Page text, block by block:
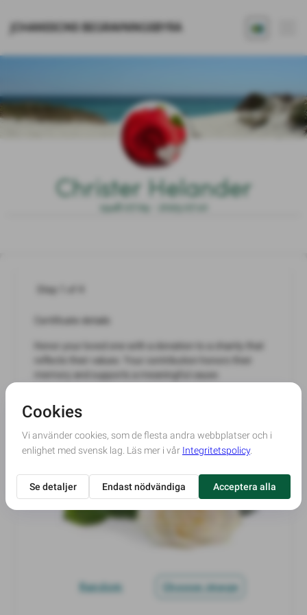
JOHANSSONS BEGRAVNINGSBYRÅ
Christer Helander
1948.07.09 - 2025.07.10